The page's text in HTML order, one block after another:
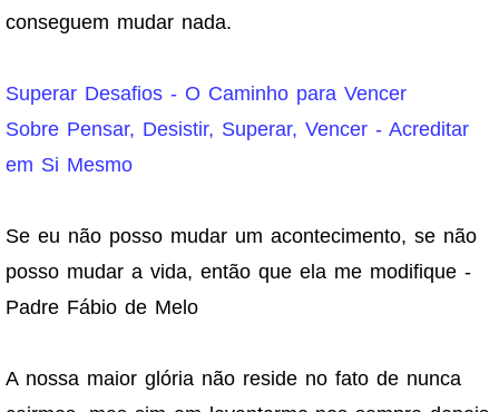
conseguem mudar nada.
Superar Desafios - O Caminho para Vencer
Sobre Pensar, Desistir, Superar, Vencer - Acreditar
em Si Mesmo
Se eu não posso mudar um acontecimento, se não
posso mudar a vida, então que ela me modifique -
Padre Fábio de Melo
A nossa maior glória não reside no fato de nunca